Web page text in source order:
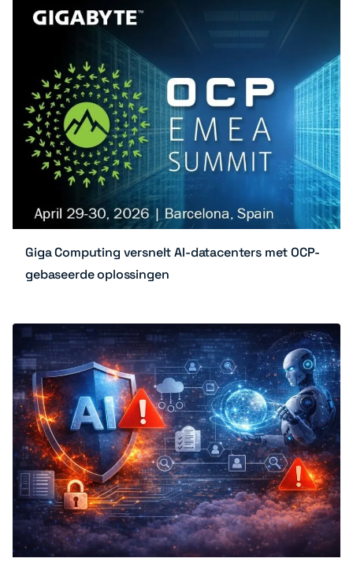
Giga Computing versnelt AI-datacenters met OCP-
gebaseerde oplossingen